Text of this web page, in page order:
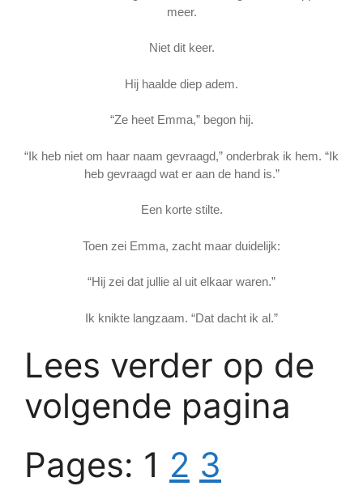
meer.
Niet dit keer.
Hij haalde diep adem.
“Ze heet Emma,” begon hij.
“Ik heb niet om haar naam gevraagd,” onderbrak ik hem. “Ik
heb gevraagd wat er aan de hand is.”
Een korte stilte.
Toen zei Emma, zacht maar duidelijk:
“Hij zei dat jullie al uit elkaar waren.”
Ik knikte langzaam. “Dat dacht ik al.”
Lees verder op de
volgende pagina
Pages: 1 2 3